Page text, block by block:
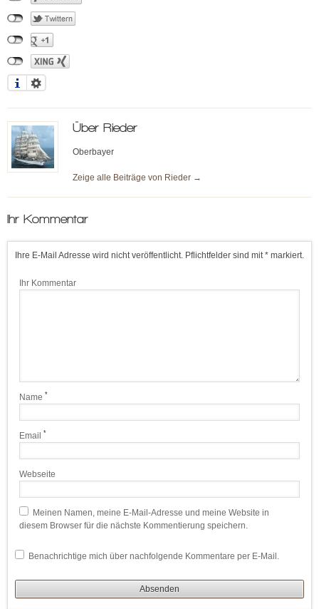
Über Rieder
Oberbayer
Zeige alle Beiträge von Rieder →
Ihr Kommentar
Ihre E-Mail Adresse wird nicht veröffentlicht. Pflichtfelder sind mit * markiert.
Ihr Kommentar
Name *
Email *
Webseite
Meinen Namen, meine E-Mail-Adresse und meine Website in
diesem Browser für die nächste Kommentierung speichern.
Benachrichtige mich über nachfolgende Kommentare per E-Mail.